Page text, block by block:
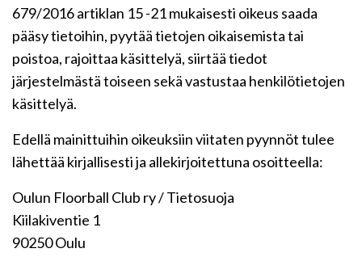
679/2016 artiklan 15 -21 mukaisesti oikeus saada
pääsy tietoihin, pyytää tietojen oikaisemista tai
poistoa, rajoittaa käsittelyä, siirtää tiedot
järjestelmästä toiseen sekä vastustaa henkilötietojen
käsittelyä.
Edellä mainittuihin oikeuksiin viitaten pyynnöt tulee
lähettää kirjallisesti ja allekirjoitettuna osoitteella:
Oulun Floorball Club ry / Tietosuoja
Kiilakiventie 1
90250 Oulu